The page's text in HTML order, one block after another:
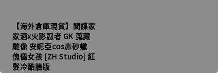
【海外倉庫現貨】間諜家
家酒x火影忍者 GK 蒐藏
雕像 安妮亞cos赤砂蠍
傀儡女孩 [ZH Studio] 紅
髮冷酷臉版